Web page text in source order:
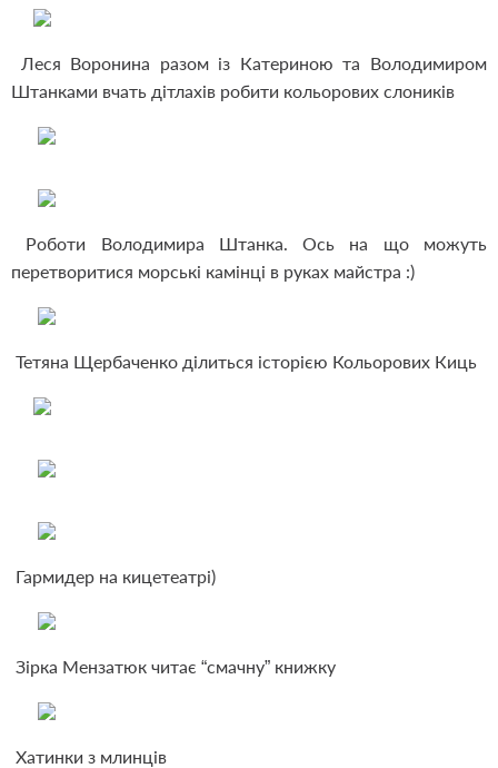
Леся Воронина разом із Катериною та Володимиром
Штанками вчать дітлахів робити кольорових слоників
Роботи Володимира Штанка. Ось на що можуть
перетворитися морські камінці в руках майстра :)
Тетяна Щербаченко ділиться історією Кольорових Киць
Гармидер на кицетеатрі)
Зірка Мензатюк читає “смачну” книжку
Хатинки з млинців